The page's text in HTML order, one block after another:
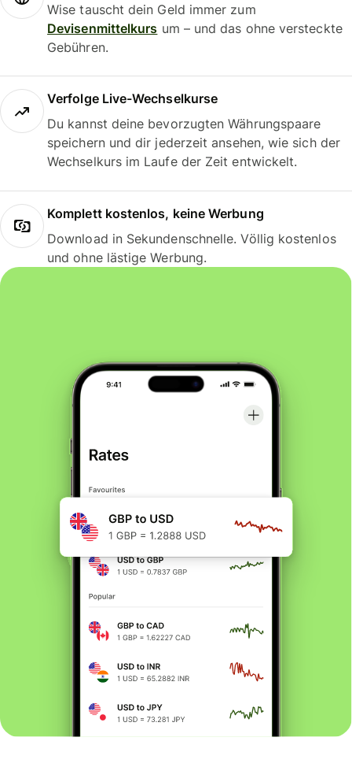
Wise tauscht dein Geld immer zum
Devisenmittelkurs um – und das ohne versteckte
Gebühren.
Verfolge Live-Wechselkurse
Du kannst deine bevorzugten Währungspaare
speichern und dir jederzeit ansehen, wie sich der
Wechselkurs im Laufe der Zeit entwickelt.
Komplett kostenlos, keine Werbung
Download in Sekundenschnelle. Völlig kostenlos
und ohne lästige Werbung.